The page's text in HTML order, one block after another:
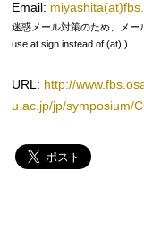
Email:
迷惑メール対策のため、メ
use at sign instead of (at).)
URL: http://
u.ac.jp/jp/symposium/